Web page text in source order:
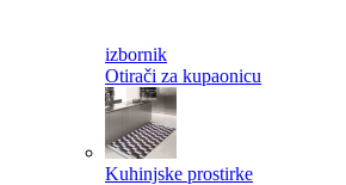
izbornik
Otirači za kupaonicu
Kuhinjske prostirke